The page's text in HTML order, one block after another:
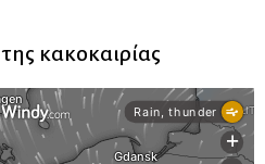
κακοκαιρίας